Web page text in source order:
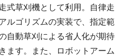
式草刈機として利用。自律走
ルゴリズムの実装で、指定範
自動草刈による省人化が期待
ます。また、ロボットアーム